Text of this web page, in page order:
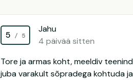
5 / 5
Jahu
4 päivää sitten
Tore ja armas koht, meeldiv
juba varakult sõpradega kohtuda